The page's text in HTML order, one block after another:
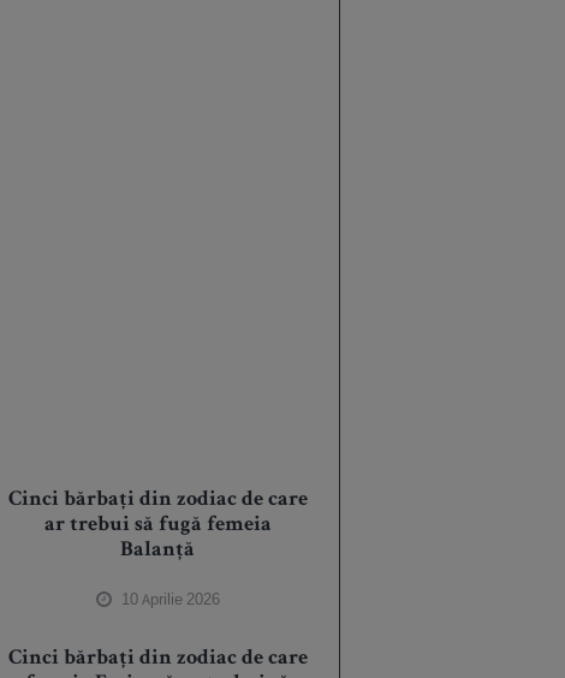
Cinci bărbați din zodiac de care
ar trebui să fugă femeia
Balanță
10 Aprilie 2026
Cinci bărbați din zodiac de care